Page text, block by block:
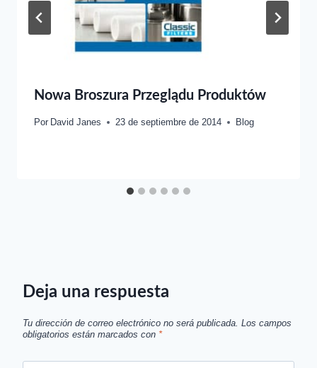
Nowa Broszura Przeglądu Produktów
Por David Janes 23 de septiembre de 2014 Blog
Deja una respuesta
Tu dirección de correo electrónico no será publicada. Los campos
obligatorios están marcados con *